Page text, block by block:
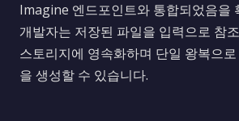
Imagine 엔드포인트와 통합되었음을
개발자는 저장된 파일을 입력으로 참
스토리지에 영속화하며 단일 왕복으
을 생성할 수 있습니다.